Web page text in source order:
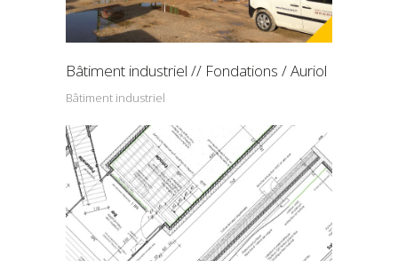
Bâtiment industriel // Fondations / Auriol
Bâtiment industriel